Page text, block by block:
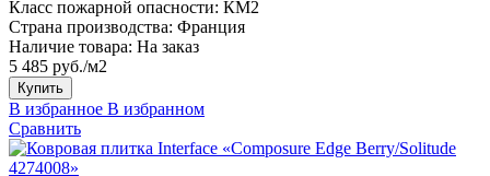
Класс пожарной опасности: КМ2
Страна производства: Франция
Наличие товара: На заказ
5 485 руб./м2
Купить
В избранное В избранном
Сравнить